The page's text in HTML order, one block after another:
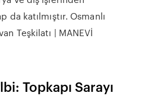
da katılmıştır. Osmanlı
Teşkilatı | MANEVİ
Topkapı Sarayı